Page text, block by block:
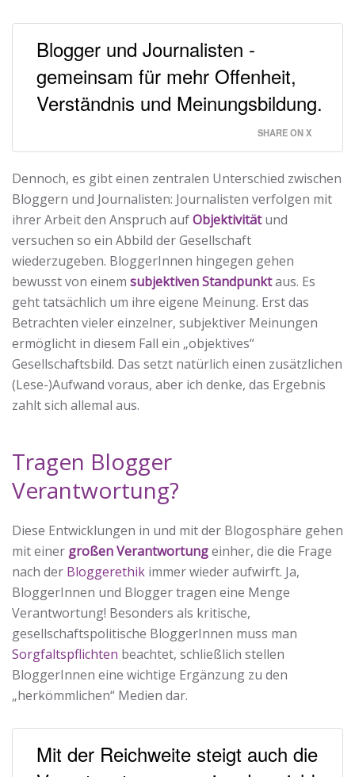
Blogger und Journalisten -
gemeinsam für mehr Offenheit,
Verständnis und Meinungsbildung.
SHARE ON X
Dennoch, es gibt einen zentralen Unterschied zwischen
Bloggern und Journalisten: Journalisten verfolgen mit
ihrer Arbeit den Anspruch aufObjektivitätund
versuchen so ein Abbild der Gesellschaft
wiederzugeben. BloggerInnen hingegen gehen
bewusst von einem subjektiven Standpunktaus. Es
geht tatsächlich um ihre eigene Meinung. Erst das
Betrachten vieler einzelner, subjektiver Meinungen
ermöglicht in diesem Fall ein „objektives“
Gesellschaftsbild. Das setzt natürlich einen zusätzlichen
(Lese-)Aufwand voraus, aber ich denke, das Ergebnis
zahlt sich allemal aus.
Tragen Blogger
Verantwortung?
Diese Entwicklungen in und mit der Blogosphäre gehen
mit einer großen Verantwortungeinher, die die Frage
nach der Bloggerethik immer wieder aufwirft. Ja,
BloggerInnen und Blogger tragen eine Menge
Verantwortung! Besonders als kritische,
gesellschaftspolitische BloggerInnen muss man
Sorgfaltspflichten beachtet, schließlich stellen
BloggerInnen eine wichtige Ergänzung zu den
„herkömmlichen“ Medien dar.
Mit der Reichweite steigt auch die